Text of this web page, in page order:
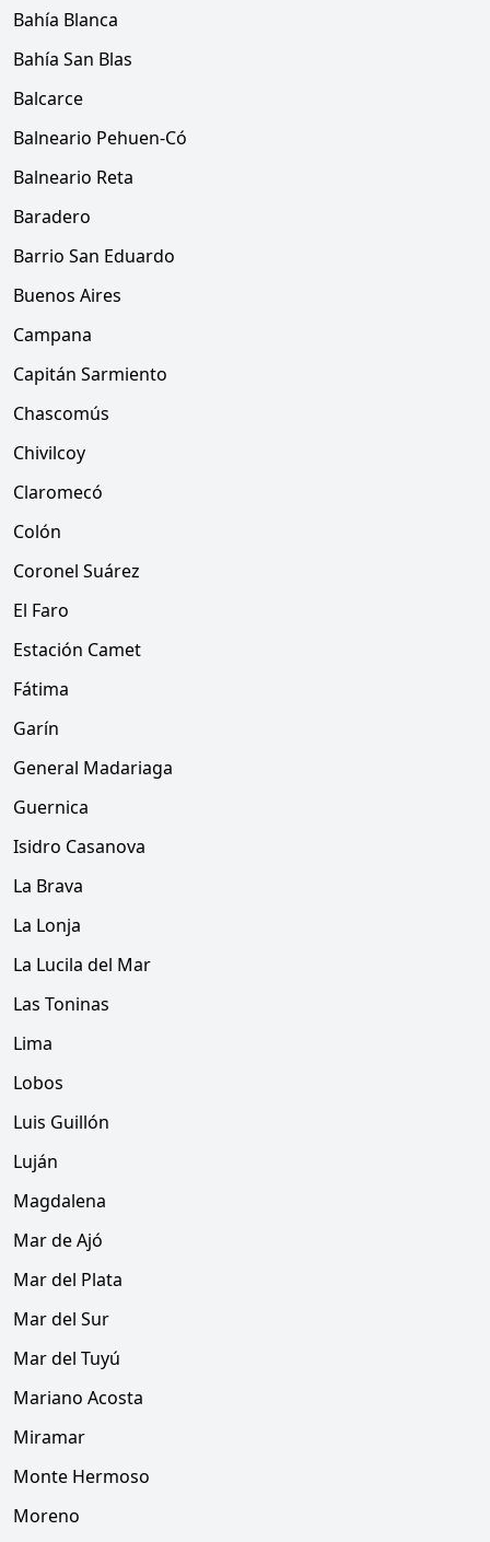
Bahía Blanca
Bahía San Blas
Balcarce
Balneario Pehuen-Có
Balneario Reta
Baradero
Barrio San Eduardo
Buenos Aires
Campana
Capitán Sarmiento
Chascomús
Chivilcoy
Claromecó
Colón
Coronel Suárez
El Faro
Estación Camet
Fátima
Garín
General Madariaga
Guernica
Isidro Casanova
La Brava
La Lonja
La Lucila del Mar
Las Toninas
Lima
Lobos
Luis Guillón
Luján
Magdalena
Mar de Ajó
Mar del Plata
Mar del Sur
Mar del Tuyú
Mariano Acosta
Miramar
Monte Hermoso
Moreno